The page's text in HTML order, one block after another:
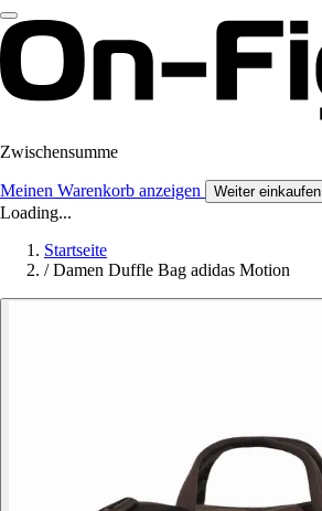
Zwischensumme
Meinen Warenkorb anzeigen Weiter einkaufen
Loading...
Startseite
/ Damen Duffle Bag adidas Motion